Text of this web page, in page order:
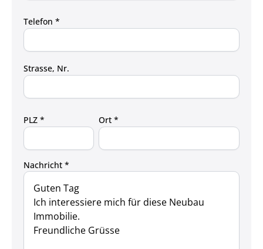
Telefon *
Strasse, Nr.
PLZ * Ort *
Nachricht *